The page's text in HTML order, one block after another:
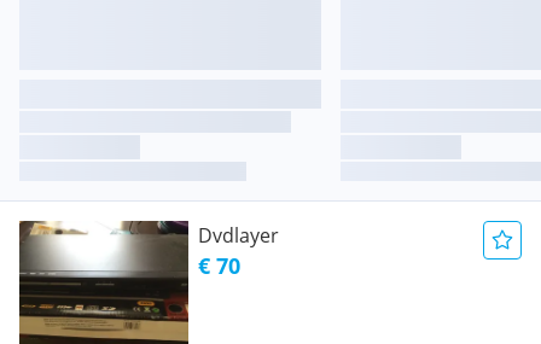
Dvdlayer
€ 70